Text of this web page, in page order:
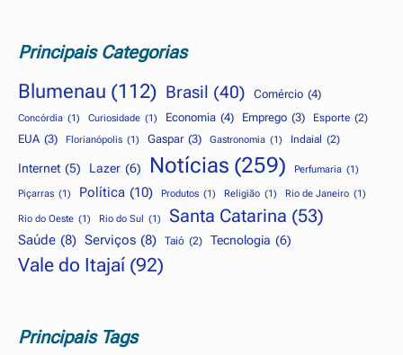
Principais Categorias
Blumenau (112) Brasil (40) Comércio (4)
Concórdia (1) Curiosidade (1) Economia (4) Emprego (3) Esporte (2)
EUA (3) Florianópolis (1) Gaspar (3) Gastronomia (1) Indaial (2)
Internet (5) Lazer (6) Notícias (259) Perfumaria (1)
Piçarras (1) Política (10) Produtos (1) Religião (1) Rio de Janeiro (1)
Rio do Oeste (1) Rio do Sul (1) Santa Catarina (53)
Saúde (8) Serviços (8) Taió (2) Tecnologia (6)
Vale do Itajaí (92)
Principais Tags